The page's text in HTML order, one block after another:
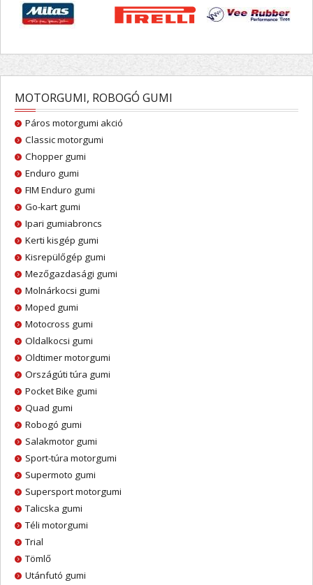
MOTORGUMI, ROBOGÓ GUMI
Páros motorgumi akció
Classic motorgumi
Chopper gumi
Enduro gumi
FIM Enduro gumi
Go-kart gumi
Ipari gumiabroncs
Kerti kisgép gumi
Kisrepülőgép gumi
Mezőgazdasági gumi
Molnárkocsi gumi
Moped gumi
Motocross gumi
Oldalkocsi gumi
Oldtimer motorgumi
Országúti túra gumi
Pocket Bike gumi
Quad gumi
Robogó gumi
Salakmotor gumi
Sport-túra motorgumi
Supermoto gumi
Supersport motorgumi
Talicska gumi
Téli motorgumi
Trial
Tömlő
Utánfutó gumi